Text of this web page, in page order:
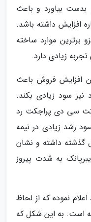
بدست بیاورد و باعث
افزایش داشته باشد.
برترین موارد ساخته
زیادی دارد.
افزایش فروش باعث
سود زیادی بکند.
سی دی پراجکت رد
رشد زیادی در نیمه
به سال گذشته داشته و نشان
به شدت پیروز
نموده که از لحاظ
رشد داشته است. به این شکل که